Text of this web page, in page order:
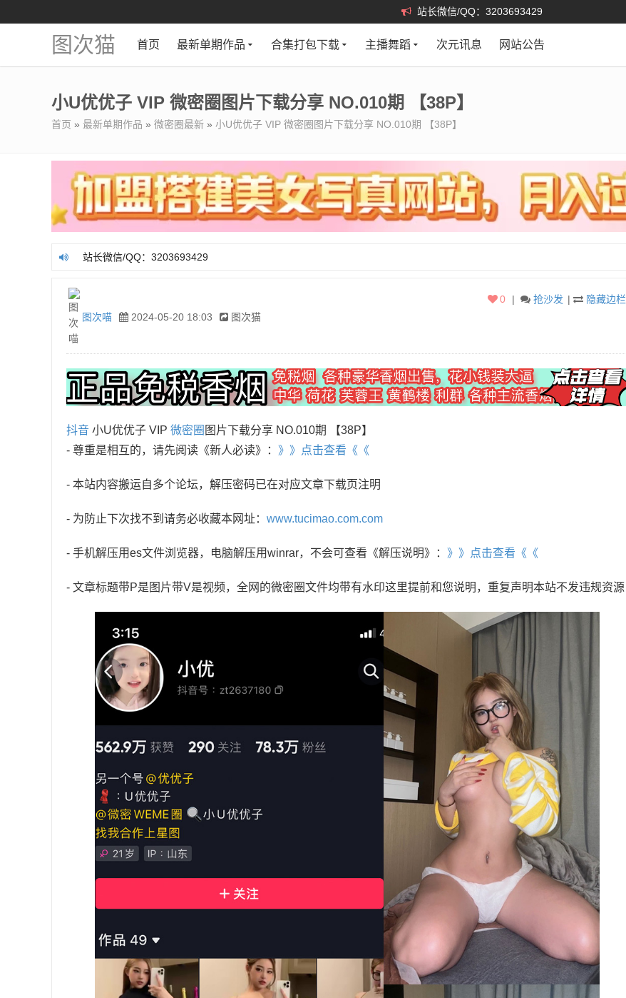
站长微信/QQ：3203693429
图次猫 首页 最新单期作品 合集打包下载 主播舞蹈 次元讯息 网站公告
小U优优子 VIP 微密圈图片下载分享 NO.010期 【38P】
首页 » 最新单期作品 » 微密圈最新 » 小U优优子 VIP 微密圈图片下载分享 NO.010期 【38P】
站长微信/QQ：3203693429
图次喵 2024-05-20 18:03 图次猫
| 隐藏边栏
| 抢沙发
0
抖音 小U优优子 VIP 微密圈 图片下载分享 NO.010期 【38P】
- 尊重是相互的，请先阅读《新人必读》： 》》点击查看《《
- 本站内容搬运自多个论坛，解压密码已在对应文章下载页注明
- 为防止下次找不到请务必收藏本网址： www.tucimao.com.com
- 手机解压用es文件浏览器，电脑解压用winrar，不会可查看《解压说明》： 》》点击查看《《
- 文章标题带P是图片带V是视频，全网的微密圈文件均带有水印这里提前和您说明，重复声明本站不发违规资源